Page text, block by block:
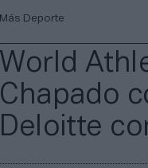
Más Deporte
World
Chapado
Deloitte